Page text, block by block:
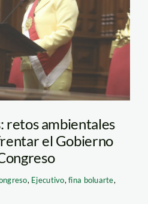
retos ambientales
el Gobierno
, Ejecutivo,fina boluarte,